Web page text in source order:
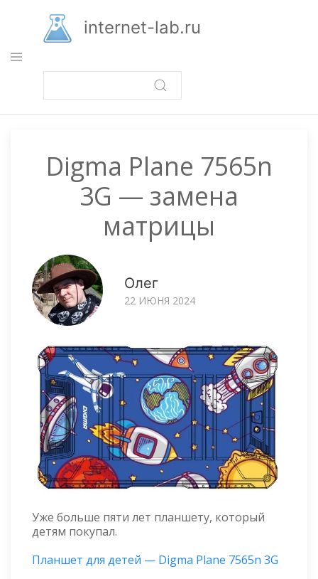
основному
содержанию
internet-lab.ru
Digma Plane 7565n
3G — замена
матрицы
Олег
22 ИЮНЯ 2024
Уже больше пяти лет планшету, который
детям покупал.
Планшет для детей — Digma Plane 7565n 3G